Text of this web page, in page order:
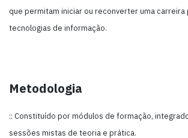
que permitam iniciar ou reconverter uma carreira
tecnologias de informação.
Metodologia
:: Constituído por módulos de formação,
sessões mistas de teoria e prática.